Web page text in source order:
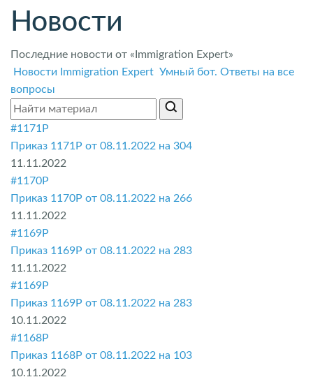
Новости
Последние новости от «Immigration Expert»
Новости Immigration Expert Умный бот. Ответы на все
вопросы
#1171P
Приказ 1171P от 08.11.2022 на 304
11.11.2022
#1170P
Приказ 1170P от 08.11.2022 на 266
11.11.2022
#1169P
Приказ 1169P от 08.11.2022 на 283
11.11.2022
#1169P
Приказ 1169P от 08.11.2022 на 283
10.11.2022
#1168P
Приказ 1168P от 08.11.2022 на 103
10.11.2022